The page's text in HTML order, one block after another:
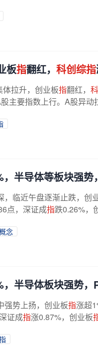
板指翻红， 科创综指
拉升，创业板指翻红，
主要指数上行。A股异
，半导体等板块强势
，临近午盘逐渐止跌，创
点，深证成指跌0.26%，
念
，半导体板块强势，
强势上扬，创业板指涨超
证成指涨0.87%，创业板